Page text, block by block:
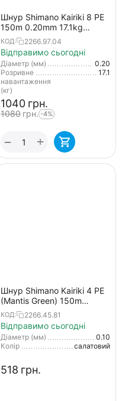
Шнур Shimano Kairiki 8 PE
150m 0.20mm 17.1kg
(Japan)
КОД: 2266.97.04
Відправимо сьогодні
Діаметр (мм)
0.20
Розривне
навантаження
(кг)
17.1
‍1040‍ грн.
‍1080‍ грн. -4%
+
−
Шнур Shimano Kairiki 4 PE
(Mantis Green) 150m
0.10mm 6.8kg
КОД: 2266.45.81
Відправимо сьогодні
Діаметр (мм)
0.10
Колір
салатовий
‍518‍ грн.